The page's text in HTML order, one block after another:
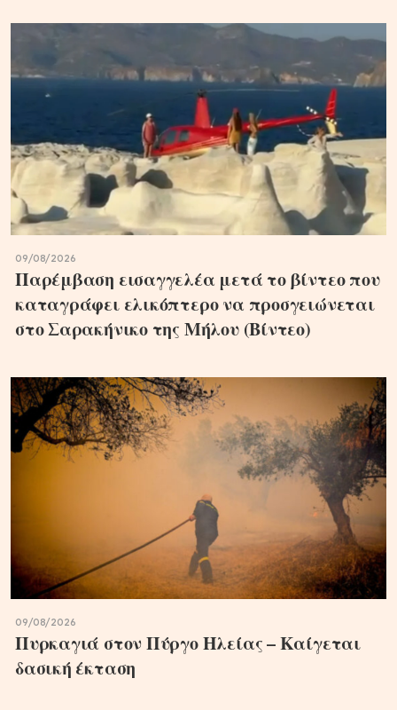
09/08/2026
Παρέμβαση εισαγγελέα μετά το βίντεο που
καταγράφει ελικόπτερο να προσγειώνεται
στο Σαρακήνικο της Μήλου (Βίντεο)
09/08/2026
Πυρκαγιά στον Πύργο Ηλείας – Καίγεται
δασική έκταση